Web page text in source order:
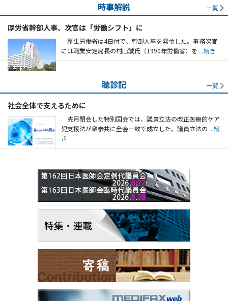
時事解説 一覧
厚労省幹部人事、次官は「労働シフト」に
厚生労働省は4日付で、幹部人事を発令した。事務次官
には職業安定局長の村山誠氏（1990年労働省）を ...続き
聴診記 一覧
社会全体で支えるために
先月閉会した特別国会では、議員立法の改正医療的ケア
児支援法が衆参共に全会一致で成立した。議員立法の ...続
き